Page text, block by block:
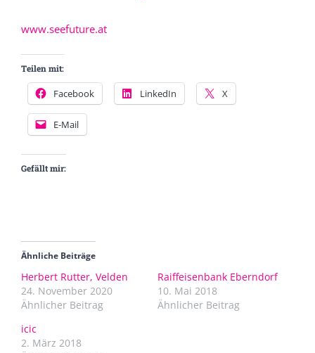
www.seefuture.at
Teilen mit:
Facebook LinkedIn X
E-Mail
Gefällt mir:
Ähnliche Beiträge
Herbert Rutter, Velden
24. November 2020
Ähnlicher Beitrag
Raiffeisenbank Eberndorf
10. Mai 2018
Ähnlicher Beitrag
icic
2. März 2018